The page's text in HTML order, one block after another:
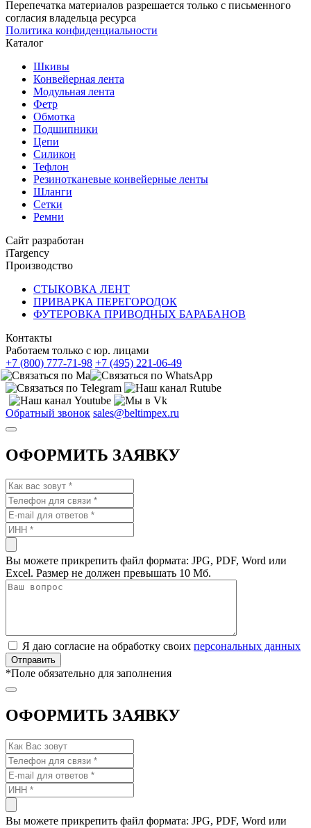
Перепечатка материалов разрешается только с письменного
согласия владельца ресурса
Политика конфиденциальности
Каталог
Шкивы
Конвейерная лента
Модульная лента
Фетр
Обмотка
Подшипники
Цепи
Силикон
Тефлон
Резинотканевые конвейерные ленты
Шланги
Сетки
Ремни
Сайт разработан
iTargency
Производство
СТЫКОВКА ЛЕНТ
ПРИВАРКА ПЕРЕГОРОДОК
ФУТЕРОВКА ПРИВОДНЫХ БАРАБАНОВ
Контакты
Работаем только с юр. лицами
+7 (800) 777-71-98 +7 (495) 221-06-49
Обратный звонок sales@beltimpex.ru
ОФОРМИТЬ ЗАЯВКУ
Вы можете прикрепить файл формата: JPG, PDF, Word или
Excel. Размер не должен превышать 10 Мб.
Я даю согласие на обработку своих персональных данных
*Поле обязательно для заполнения
ОФОРМИТЬ ЗАЯВКУ
Вы можете прикрепить файл формата: JPG, PDF, Word или